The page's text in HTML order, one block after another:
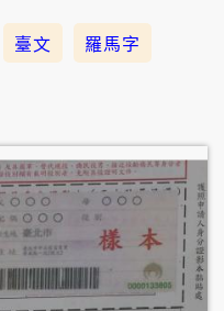
臺文
羅馬字